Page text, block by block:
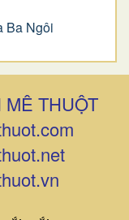
Ba Ngôi
THUỘT